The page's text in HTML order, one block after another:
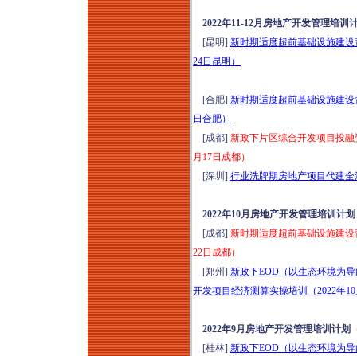
2022年11-12月房地产开发管理培训
[昆明] 新时期适度超前基础设施建
24日昆明）
[合肥] 新时期适度超前基础设施建
日合肥）
[成都] 新政下片区综合开发项目投
月17日成都）
[深圳] 行业洗牌期房地产项目代建
2022年10月房地产开发管理培训计划
[成都] 新时期适度超前基础设施建
22日成都）
[郑州] 新政下EOD（以生态环境为
开发项目经济测算实操培训（2022年
2022年9月房地产开发管理培训计划
[桂林] 新政下EOD（以生态环境为